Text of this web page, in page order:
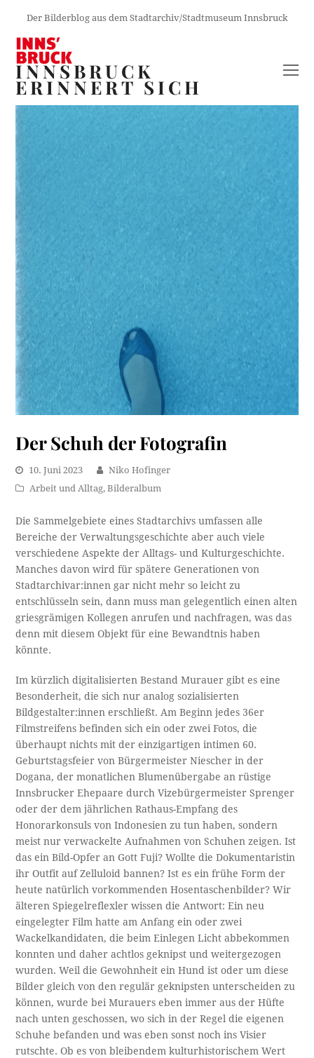
Der Bilderblog aus dem Stadtarchiv/Stadtmuseum Innsbruck
INNSBRUCK
ERINNERT SICH
Der Schuh der Fotografin
10. Juni 2023
Niko Hofinger
Arbeit und Alltag,Bilderalbum
Die Sammelgebiete eines Stadtarchivs umfassen alle
Bereiche der Verwaltungsgeschichte aber auch viele
verschiedene Aspekte der Alltags- und Kulturgeschichte.
Manches davon wird für spätere Generationen von
Stadtarchivar:innen gar nicht mehr so leicht zu
entschlüsseln sein, dann muss man gelegentlich einen alten
griesgrämigen Kollegen anrufen und nachfragen, was das
denn mit diesem Objekt für eine Bewandtnis haben
könnte.
Im kürzlich digitalisierten Bestand Murauer gibt es eine
Besonderheit, die sich nur analog sozialisierten
Bildgestalter:innen erschließt. Am Beginn jedes 36er
Filmstreifens befinden sich ein oder zwei Fotos, die
überhaupt nichts mit der einzigartigen intimen 60.
Geburtstagsfeier von Bürgermeister Niescher in der
Dogana, der monatlichen Blumenübergabe an rüstige
Innsbrucker Ehepaare durch Vizebürgermeister Sprenger
oder der dem jährlichen Rathaus-Empfang des
Honorarkonsuls von Indonesien zu tun haben, sondern
meist nur verwackelte Aufnahmen von Schuhen zeigen. Ist
das ein Bild-Opfer an Gott Fuji? Wollte die Dokumentaristin
ihr Outfit auf Zelluloid bannen? Ist es ein frühe Form der
heute natürlich vorkommenden Hosentaschenbilder? Wir
älteren Spiegelreflexler wissen die Antwort: Ein neu
eingelegter Film hatte am Anfang ein oder zwei
Wackelkandidaten, die beim Einlegen Licht abbekommen
konnten und daher achtlos geknipst und weitergezogen
wurden. Weil die Gewohnheit ein Hund ist oder um diese
Bilder gleich von den regulär geknipsten unterscheiden zu
können, wurde bei Murauers eben immer aus der Hüfte
nach unten geschossen, wo sich in der Regel die eigenen
Schuhe befanden und was eben sonst noch ins Visier
rutschte. Ob es von bleibendem kulturhistorischem Wert